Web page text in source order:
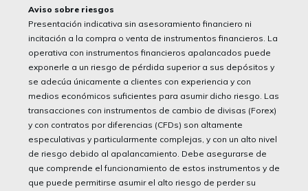
Aviso sobre riesgos
Presentación indicativa sin asesoramiento financiero ni
incitación a la compra o venta de instrumentos financieros. La
operativa con instrumentos financieros apalancados puede
exponerle a un riesgo de pérdida superior a sus depósitos y
se adecúa únicamente a clientes con experiencia y con
medios económicos suficientes para asumir dicho riesgo. Las
transacciones con instrumentos de cambio de divisas (Forex)
y con contratos por diferencias (CFDs) son altamente
especulativas y particularmente complejas, y con un alto nivel
de riesgo debido al apalancamiento. Debe asegurarse de
que comprende el funcionamiento de estos instrumentos y de
que puede permitirse asumir el alto riesgo de perder su